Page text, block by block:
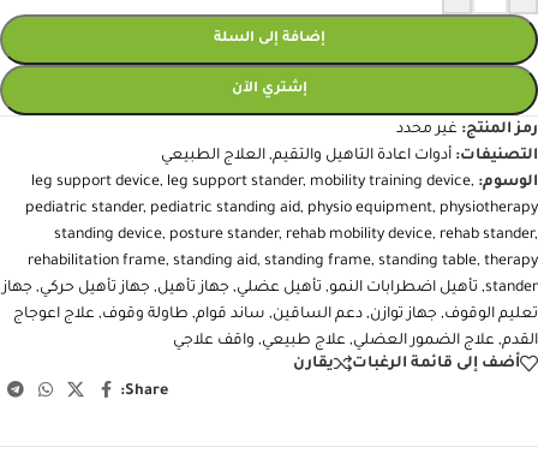
إضافة إلى السلة
إشتري الآن
رمز المنتج: غير محدد
التصنيفات: أدوات اعادة التاهيل والتقيم, العلاج الطبيعي
الوسوم:
leg support device, leg support stander, mobility training device,
pediatric stander, pediatric standing aid, physio equipment, physiotherapy
standing device, posture stander, rehab mobility device, rehab stander,
rehabilitation frame, standing aid, standing frame, standing table, therapy
stander
, تأهيل اضطرابات النمو, تأهيل عضلي, جهاز تأهيل, جهاز تأهيل حركي, جهاز
تعليم الوقوف, جهاز توازن, دعم الساقين, ساند قوام, طاولة وقوف, علاج اعوجاج
القدم, علاج الضمور العضلي, علاج طبيعي, واقف علاجي
أضف إلى قائمة الرغبات
يقارن
Share: